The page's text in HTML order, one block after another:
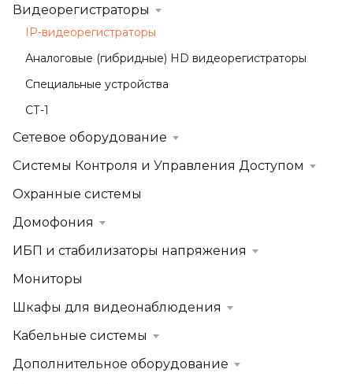
Видеорегистраторы
IP-видеорегистраторы
Аналоговые (гибридные) HD видеорегистраторы
Специальные устройства
СТ-1
Сетевое оборудование
Системы Контроля и Управления Доступом
Охранные системы
Домофония
ИБП и стабилизаторы напряжения
Мониторы
Шкафы для видеонаблюдения
Кабельные системы
Дополнительное оборудование